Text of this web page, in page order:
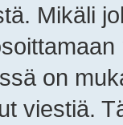
Mikäli
on
viestiä.